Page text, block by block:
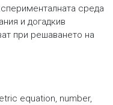
среда
и догадкив
при решаването на
equation, number,